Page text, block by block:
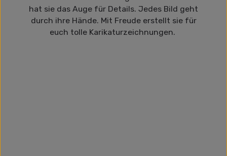
hat sie das Auge für Details. Jedes Bild geht
durch ihre Hände. Mit Freude erstellt sie für
euch tolle Karikaturzeichnungen.